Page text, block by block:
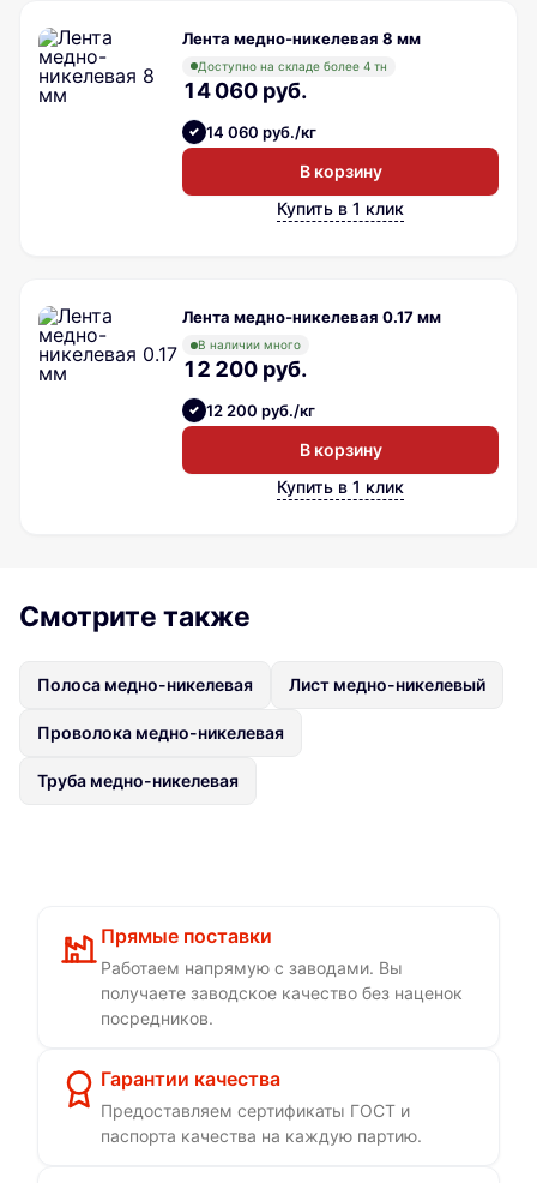
Лента медно-никелевая 8 мм
Доступно на складе более 4 тн
14 060 руб.
14 060 руб./кг
В корзину
Купить в 1 клик
Лента медно-никелевая 0.17 мм
В наличии много
12 200 руб.
12 200 руб./кг
В корзину
Купить в 1 клик
Смотрите также
Полоса медно-никелевая Лист медно-никелевый
Проволока медно-никелевая
Труба медно-никелевая
Прямые поставки
Работаем напрямую с заводами. Вы
получаете заводское качество без наценок
посредников.
Гарантии качества
Предоставляем сертификаты ГОСТ и
паспорта качества на каждую партию.